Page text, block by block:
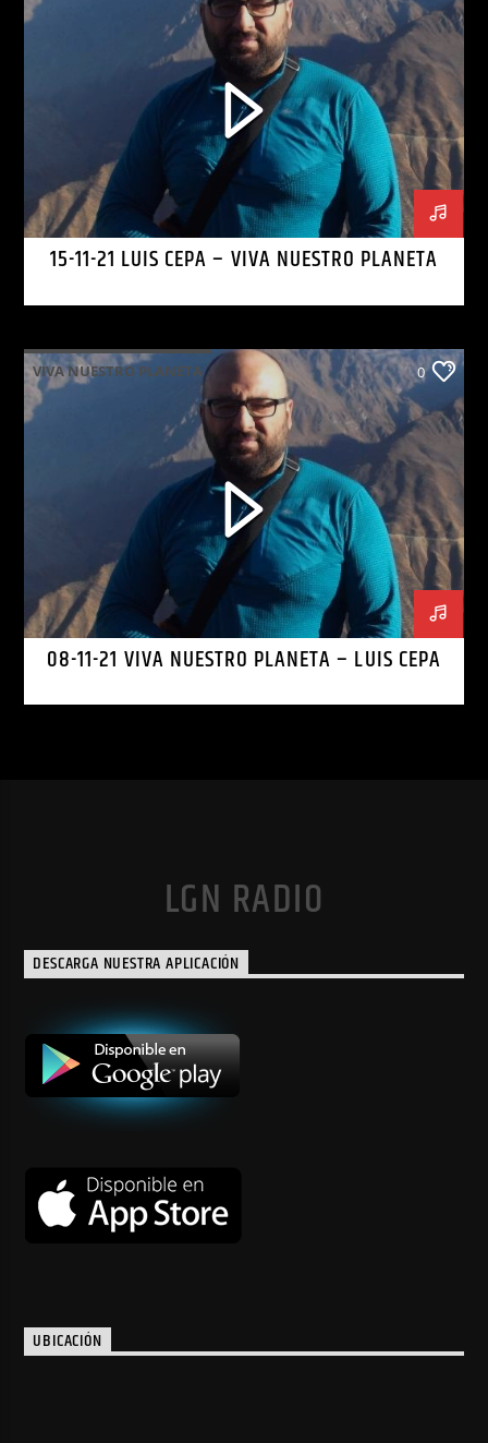
15-11-21 LUIS CEPA – VIVA NUESTRO PLANETA
VIVA NUESTRO PLANETA 0
08-11-21 VIVA NUESTRO PLANETA – LUIS CEPA
LGN RADIO
DESCARGA NUESTRA APLICACIÓN
UBICACIÓN